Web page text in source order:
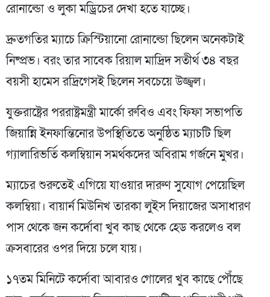
রোনাল্ডো ও লুকা মড্রিচের দেখা হতে যাচ্ছে।
দ্রুতগতির ম্যাচে ক্রিস্টিয়ানো রোনাল্ডো ছিলেন অনেকটাই
নিষ্প্রভ। বরং তার সাবেক রিয়াল মাদ্রিদ সতীর্থ ৩৪ বছর
বয়সী হামেস রদ্রিগেসই ছিলেন সবচেয়ে উজ্জ্বল।
যুক্তরাষ্ট্রের পররাষ্ট্রমন্ত্রী মার্কো রুবিও এবং ফিফা সভাপতি
জিয়ান্নি ইনফান্তিনোর উপস্থিতিতে অনুষ্ঠিত ম্যাচটি ছিল
গ্যালারিভর্তি কলম্বিয়ান সমর্থকদের অবিরাম গর্জনে মুখর।
ম্যাচের শুরুতেই এগিয়ে যাওয়ার দারুণ সুযোগ পেয়েছিল
কলম্বিয়া। বায়ার্ন মিউনিখ তারকা লুইস দিয়াজের অসাধারণ
পাস থেকে জন কর্দোবা খুব কাছ থেকে হেড করলেও বল
ক্রসবারের ওপর দিয়ে চলে যায়।
১৭তম মিনিটে কর্দোবা আবারও গোলের খুব কাছে পৌঁছে